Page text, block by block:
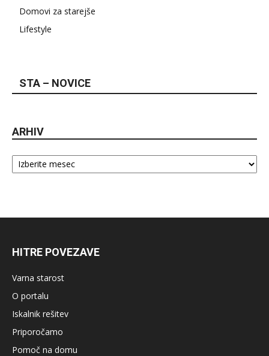
Domovi za starejše
Lifestyle
STA – NOVICE
ARHIV
Arhiv
HITRE POVEZAVE
Varna starost
O portalu
Iskalnik rešitev
Priporočamo
Pomoč na domu